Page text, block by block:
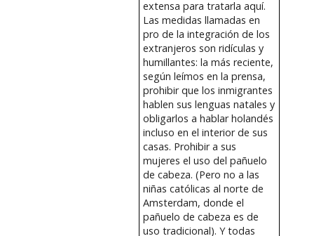
extensa para tratarla aquí.
Las medidas llamadas en
pro de la integración de los
extranjeros son ridículas y
humillantes: la más reciente,
según leímos en la prensa,
prohibir que los inmigrantes
hablen sus lenguas natales y
obligarlos a hablar holandés
incluso en el interior de sus
casas. Prohibir a sus
mujeres el uso del pañuelo
de cabeza. (Pero no a las
niñas católicas al norte de
Amsterdam, donde el
pañuelo de cabeza es de
uso tradicional). Y todas